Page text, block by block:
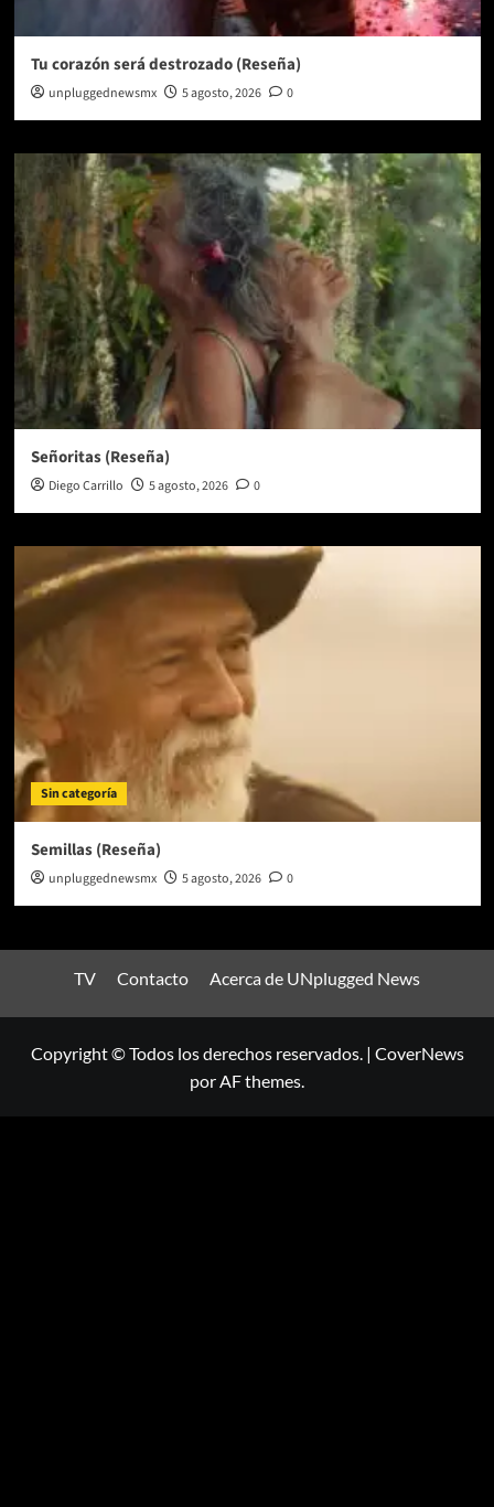
Tu corazón será destrozado (Reseña)
unpluggednewsmx 5 agosto, 2026 0
Señoritas (Reseña)
Diego Carrillo 5 agosto, 2026 0
Sin categoría
Semillas (Reseña)
unpluggednewsmx 5 agosto, 2026 0
TV Contacto Acerca de UNplugged News
Copyright © Todos los derechos reservados. | CoverNews
por AF themes.